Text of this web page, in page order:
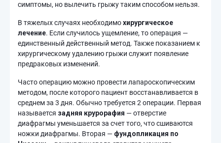
симптомы, но вылечить грыжу таким способом нельзя.
В тяжелых случаях необходимохирургическое
лечение. Если случилось ущемление, то операция —
единственный действенный метод. Также показанием к
хирургическому удалению грыжи служит появление
предраковых изменений.
Часто операцию можно провести лапароскопическим
методом, после которого пациент восстанавливается в
среднем за 3 дня. Обычно требуется 2 операции. Первая
называется задняя крурорафия — отверстие
диафрагмы уменьшается за счет того, что сшиваются
ножки диафрагмы. Вторая — фундопликация по